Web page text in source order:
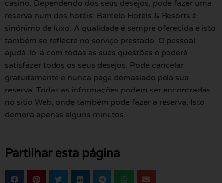
casino. Dependendo dos seus desejos, pode fazer uma
reserva num dos hotéis. Barcelo Hotels & Resorts é
sinónimo de luxo. A qualidade é sempre oferecida e isto
também se reflecte no serviço prestado. O pessoal
ajudá-lo-á com todas as suas questões e poderá
satisfazer todos os seus desejos. Pode cancelar
gratuitamente e nunca paga demasiado pela sua
reserva. Todas as informações podem ser encontradas
no sítio Web, onde também pode fazer a reserva. Isto
demora apenas alguns minutos.
Partilhar esta página